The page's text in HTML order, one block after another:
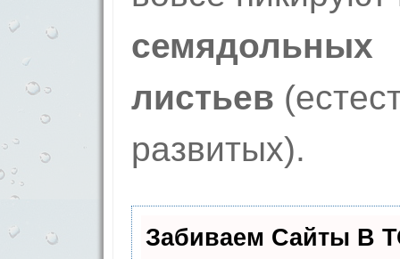
семядольных
листьев
развитых).
Забиваем Сайты В